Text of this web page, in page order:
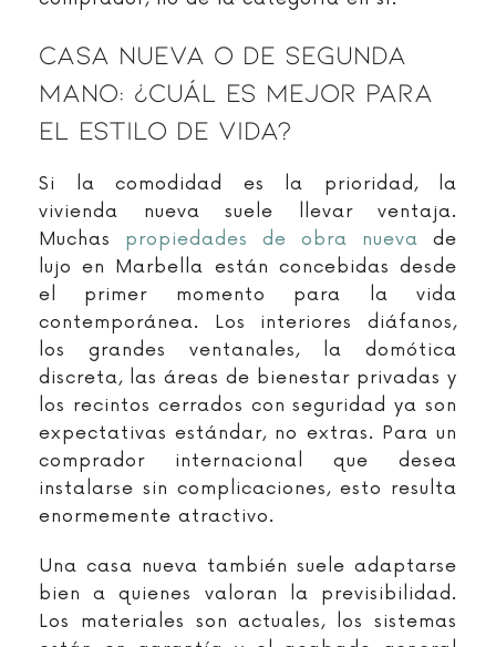
Casa Nueva O De Segunda
Mano: ¿cuál Es Mejor Para
El Estilo De Vida?
Si la comodidad es la prioridad, la
vivienda nueva suele llevar ventaja.
Muchas propiedades de obra nueva de
lujo en Marbella están concebidas desde
el primer momento para la vida
contemporánea. Los interiores diáfanos,
los grandes ventanales, la domótica
discreta, las áreas de bienestar privadas y
los recintos cerrados con seguridad ya son
expectativas estándar, no extras. Para un
comprador internacional que desea
instalarse sin complicaciones, esto resulta
enormemente atractivo.
Una casa nueva también suele adaptarse
bien a quienes valoran la previsibilidad.
Los materiales son actuales, los sistemas